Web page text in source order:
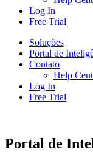
Log In
Free Trial
Soluções
Portal de
Contato
Help
Log In
Free Trial
Portal de